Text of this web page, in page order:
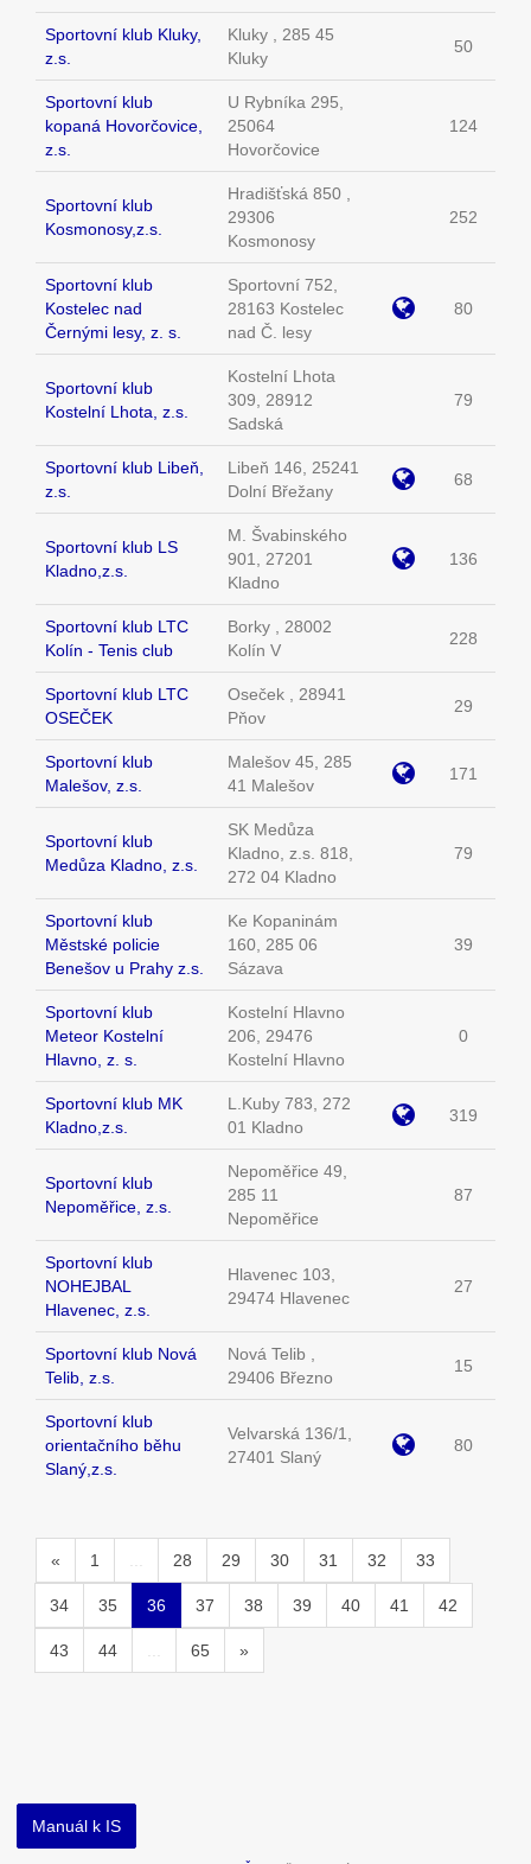
Sportovní klub Kluky,
z.s.
Kluky , 285 45
Kluky
50
Sportovní klub
kopaná Hovorčovice,
z.s.
U Rybníka 295,
25064
Hovorčovice
124
Sportovní klub
Kosmonosy,z.s.
Hradišťská 850 ,
29306
Kosmonosy
252
Sportovní klub
Kostelec nad
Černými lesy, z. s.
Sportovní 752,
28163 Kostelec
nad Č. lesy
80
Sportovní klub
Kostelní Lhota, z.s.
Kostelní Lhota
309, 28912
Sadská
79
Sportovní klub Libeň,
z.s.
Libeň 146, 25241
Dolní Břežany
68
Sportovní klub LS
Kladno,z.s.
M. Švabinského
901, 27201
Kladno
136
Sportovní klub LTC
Kolín - Tenis club
Borky , 28002
Kolín V
228
Sportovní klub LTC
OSEČEK
Oseček , 28941
Pňov
29
Sportovní klub
Malešov, z.s.
Malešov 45, 285
41 Malešov
171
Sportovní klub
Medůza Kladno, z.s.
SK Medůza
Kladno, z.s. 818,
272 04 Kladno
79
Sportovní klub
Městské policie
Benešov u Prahy z.s.
Ke Kopaninám
160, 285 06
Sázava
39
Sportovní klub
Meteor Kostelní
Hlavno, z. s.
Kostelní Hlavno
206, 29476
Kostelní Hlavno
0
Sportovní klub MK
Kladno,z.s.
L.Kuby 783, 272
01 Kladno
319
Sportovní klub
Nepoměřice, z.s.
Nepoměřice 49,
285 11
Nepoměřice
87
Sportovní klub
NOHEJBAL
Hlavenec, z.s.
Hlavenec 103,
29474 Hlavenec
27
Sportovní klub Nová
Telib, z.s.
Nová Telib ,
29406 Březno
15
Sportovní klub
orientačního běhu
Slaný,z.s.
Velvarská 136/1,
27401 Slaný
80
« 1 ... 28 29 30 31 32 33
34 35 36 37 38 39 40 41 42
43 44 ... 65 »
Manuál k IS